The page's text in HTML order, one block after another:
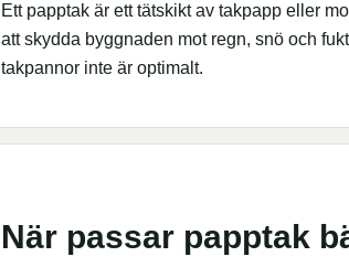
Ett papptak är ett tätskikt av takpapp eller
att skydda byggnaden mot regn, snö och
takpannor inte är optimalt.
När passar papptak